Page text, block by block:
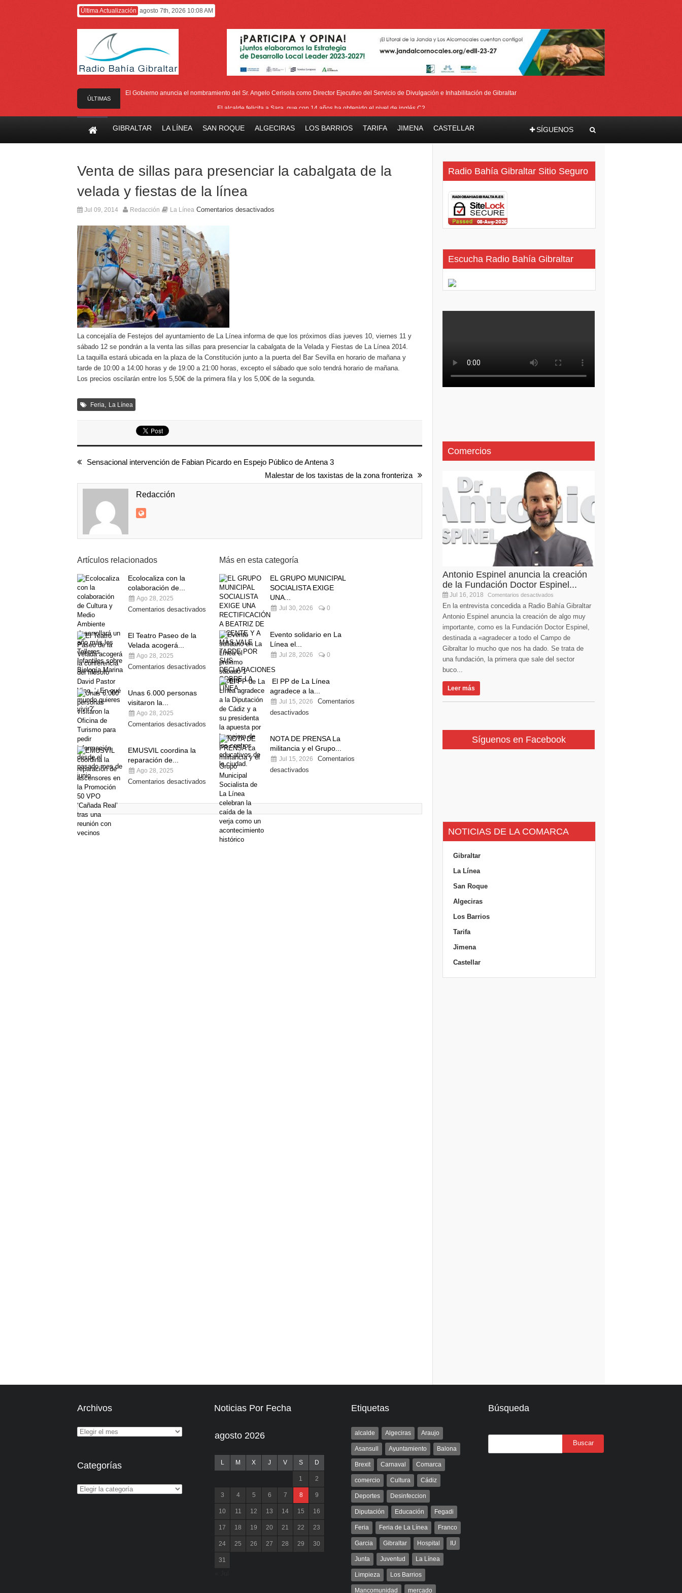
Última Actualización agosto 7th, 2026 10:08 AM
ÚLTIMAS
NOTICIAS
El Gobierno anuncia el nombramiento del Sr. Angelo Cerisola como Director Ejecutivo del Servicio de Divulgación e Inhabilitación de Gibraltar
El alcalde felicita a Sara, que con 14 años ha obtenido el nivel de inglés C2
GIBRALTAR LA LÍNEA SAN ROQUE ALGECIRAS LOS BARRIOS TARIFA JIMENA CASTELLAR SÍGUENOS
Venta de sillas para presenciar la cabalgata de la
velada y fiestas de la línea
Jul 09, 2014 Redacción La Línea Comentarios desactivados
La concejalía de Festejos del ayuntamiento de La Línea informa de que los próximos días jueves 10, viernes 11 y
sábado 12 se pondrán a la venta las sillas para presenciar la cabalgata de la Velada y Fiestas de La Línea 2014.
La taquilla estará ubicada en la plaza de la Constitución junto a la puerta del Bar Sevilla en horario de mañana y
tarde de 10:00 a 14:00 horas y de 19:00 a 21:00 horas, excepto el sábado que solo tendrá horario de mañana.
Los precios oscilarán entre los 5,50€ de la primera fila y los 5,00€ de la segunda.
Feria, La Línea
Sensacional intervención de Fabian Picardo en Espejo Público de Antena 3
Malestar de los taxistas de la zona fronteriza
Redacción
Artículos relacionados
Ecolocaliza con la
colaboración de...
Ago 28, 2025
Comentarios desactivados
El Teatro Paseo de la
Velada acogerá...
Ago 28, 2025
Comentarios desactivados
Unas 6.000 personas
visitaron la...
Ago 28, 2025
Comentarios desactivados
EMUSVIL coordina la
reparación de...
Ago 28, 2025
Comentarios desactivados
Más en esta categoría
EL GRUPO MUNICIPAL
SOCIALISTA EXIGE
UNA...
Jul 30, 2026 0
Evento solidario en La
Línea el...
Jul 28, 2026 0
El PP de La Línea
agradece a la...
Jul 15, 2026
Comentarios
desactivados
NOTA DE PRENSA La
militancia y el Grupo...
Jul 15, 2026
Comentarios
desactivados
Radio Bahía Gibraltar Sitio Seguro
Escucha Radio Bahía Gibraltar
Comercios
Antonio Espinel anuncia la creación
de la Fundación Doctor Espinel...
Jul 16, 2018 Comentarios desactivados
En la entrevista concedida a Radio Bahía Gibraltar
Antonio Espinel anuncia la creación de algo muy
importante, como es la Fundación Doctor Espinel,
destinada a «agradecer a todo el Campo de
Gibraltar lo mucho que nos ha dado. Se trata de
una fundación, la primera que sale del sector
buco...
Leer más
Síguenos en Facebook
NOTICIAS DE LA COMARCA
Gibraltar
La Línea
San Roque
Algeciras
Los Barrios
Tarifa
Jimena
Castellar
Archivos
Categorías
Noticias Por Fecha
agosto 2026
L M X J V S D
1 2
3 4 5 6 7 8 9
10 11 12 13 14 15 16
17 18 19 20 21 22 23
24 25 26 27 28 29 30
31
Etiquetas
alcalde Algeciras Araujo
Asansull Ayuntamiento Balona
Brexit Carnaval Comarca
comercio Cultura Cádiz
Deportes Desinfeccion
Diputación Educación Fegadi
Feria Feria de La Línea Franco
Garcia Gibraltar Hospital IU
Junta Juventud La Línea
Limpieza Los Barrios
Mancomunidad mercado
Búsqueda